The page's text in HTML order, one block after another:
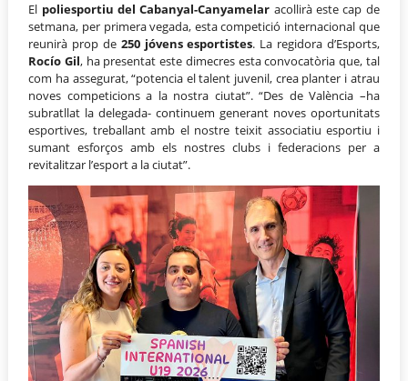
El poliesportiu del Cabanyal-Canyamelar acollirà este cap de
setmana, per primera vegada, esta competició internacional que
reunirà prop de 250 jóvens esportistes. La regidora d’Esports,
Rocío Gil, ha presentat este dimecres esta convocatòria que, tal
com ha assegurat, “potencia el talent juvenil, crea planter i atrau
noves competicions a la nostra ciutat”. “Des de València –ha
subratllat la delegada- continuem generant noves oportunitats
esportives, treballant amb el nostre teixit associatiu esportiu i
sumant esforços amb els nostres clubs i federacions per a
revitalitzar l’esport a la ciutat”.